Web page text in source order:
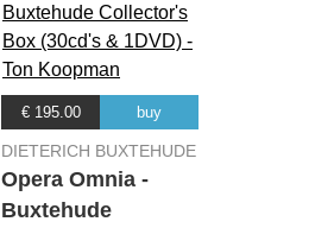
01:51
06:18
04:37
01:11
03:40
€ 195.00 buy
DIETERICH BUXTEHUDE
Opera Omnia -
Buxtehude